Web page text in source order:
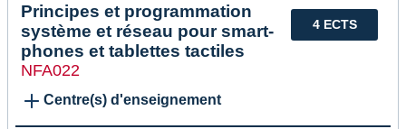
4 ECTS
Principes et programmation
système et réseau pour smart-
phones et tablettes tactiles
NFA022
Centre(s) d'enseignement